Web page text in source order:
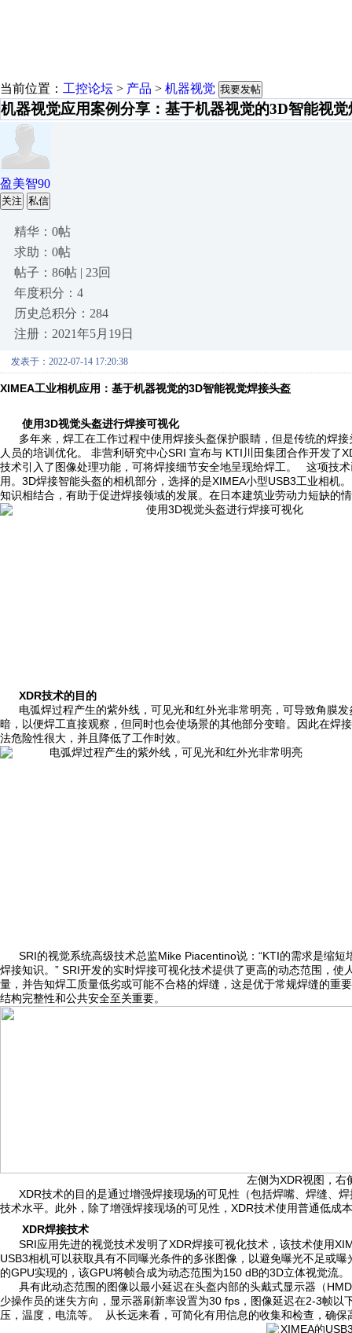
当前位置： 工控论坛 > 产品 > 机器视觉 我要发帖
机器视觉应用案例分享：基于机器视觉的3D智能视
盈美智90
关注 私信
精华：0帖
求助：0帖
帖子：86帖 | 23回
年度积分：4
历史总积分：284
注册：2021年5月19日
发表于：2022-07-14 17:20:38
XIMEA工业相机应用：基于机器视觉的3D智能视觉焊接头盔
使用3D视觉头盔进行焊接可视化
多年来，焊工在工作过程中使用焊接头盔保护眼睛，但是传统的焊
人员的培训优化。 非营利研究中心SRI 宣布与 KTI川田集团合作开发
技术引入了图像处理功能，可将焊接细节安全地呈现给焊工。 这项技
用。3D焊接智能头盔的相机部分，选择的是XIMEA小型USB3工业相机
知识相结合，有助于促进焊接领域的发展。在日本建筑业劳动力短缺
XDR技术的目 的
电弧焊过程产生的紫外线，可见光和红外光非常明亮，可导致角膜
暗，以便焊工直接观察，但同时也会使场景的其他部分变暗。因此在焊
法危险性很大，并且降低了工作时效。
SRI的视觉系统高级技术总监Mike Piacentino说：“KTI的需求是缩
焊接知识。” SRI开发的实时焊接可视化技术提供了更高的动态范围，
量，并告知焊工质量低劣或可能不合格的焊缝，这是优于常规焊缝的重
结构完整性和公共安全至关重要。
左侧为XDR视图，右
XDR技术的目的是通过增强焊接现场的可见性（包括焊嘴、焊缝、
技术水平。此外，除了增强焊接现场的可见性，XDR技术使用普通低成
XDR焊接技术
SRI应用先进的视觉技术发明了XDR焊接可视化技术，该技术使用
USB3相机可以获取具有不同曝光条件的多张图像，以避免曝光不足或
的GPU实现的，该GPU将帧合成为动态范围为150 dB的3D立体视觉流。
具有此动态范围的图像以最小延迟在头盔内部的头戴式显示器（
少操作员的迷失方向，显示器刷新率设置为30 fps，图像延迟在2-3帧
压，温度，电流等。 从长远来看，可简化有用信息的收集和检查，确